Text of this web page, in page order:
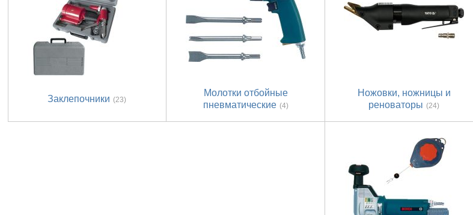
Заклепочники (23)
Молотки отбойные
пневматические (4)
Ножовки, ножницы и
реноваторы (24)